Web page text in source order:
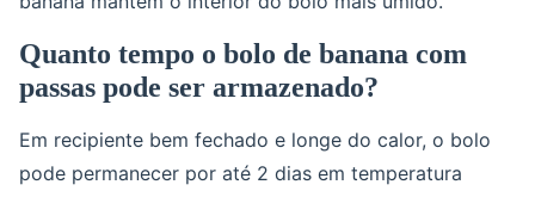
Quanto tempo o bolo de banana com
passas pode ser armazenado?
Em recipiente bem fechado e longe do calor, o bolo
pode permanecer por até 2 dias em temperatura